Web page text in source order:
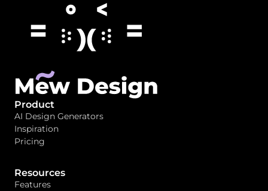
Product
AI Design Generators
Inspiration
Pricing
Resources
Features